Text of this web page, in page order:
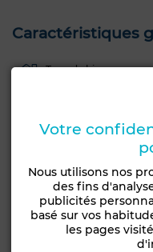
Caractéristiques
Type de bien
Voir plus de
Votre
Nous utilisons nos
des fins
publicités
basé sur vos
les pages